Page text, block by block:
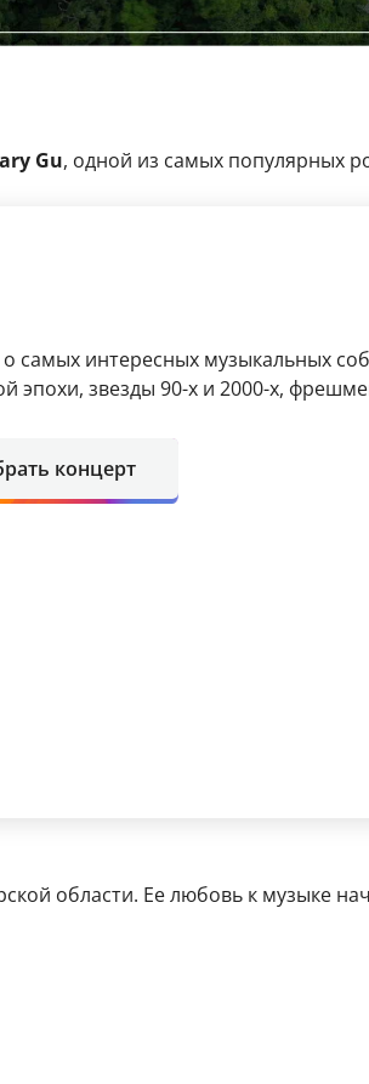
Gu, одной из самых популярных
самых интересных музыкальных
эпохи, звезды 90-х и 2000-х,
концерт
области. Ее любовь к музыке